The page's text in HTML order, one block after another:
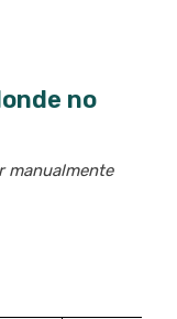
no
manualmente